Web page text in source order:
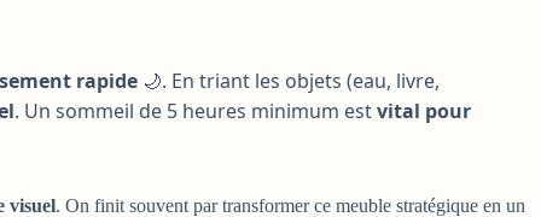
rapide 🌙. En triant les objets (eau, livre,
. Un sommeil de 5 heures minimum estvital pour
visuel. On finit souvent par transformer ce meuble stratégique en un